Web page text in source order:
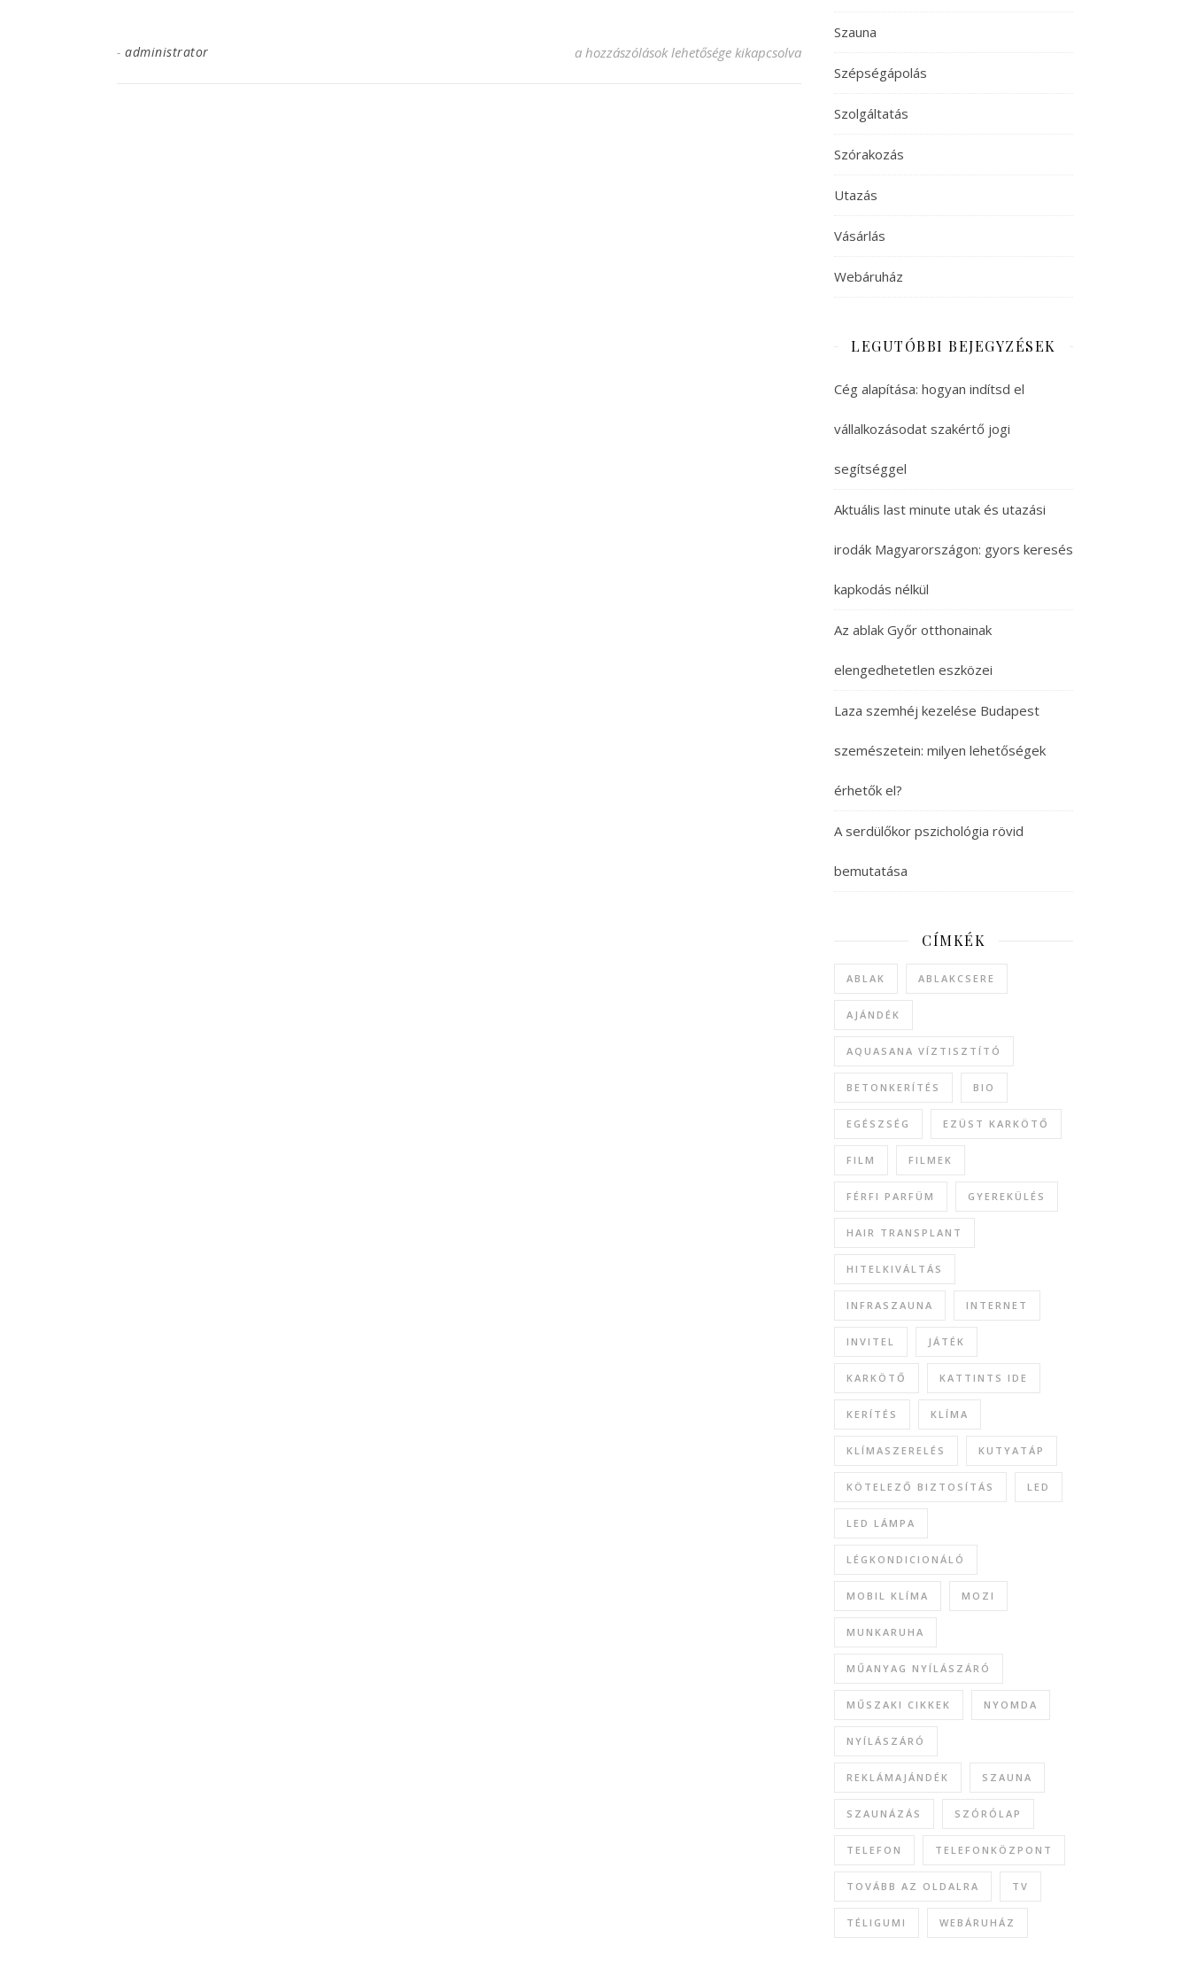
- administrator hopapirtekercs bejegyzéshez
a hozzászólások lehetősége kikapcsolva
Szauna
Szépségápolás
Szolgáltatás
Szórakozás
Utazás
Vásárlás
Webáruház
LEGUTÓBBI BEJEGYZÉSEK
Cég alapítása: hogyan indítsd el
vállalkozásodat szakértő jogi
segítséggel
Aktuális last minute utak és utazási
irodák Magyarországon: gyors keresés
kapkodás nélkül
Az ablak Győr otthonainak
elengedhetetlen eszközei
Laza szemhéj kezelése Budapest
szemészetein: milyen lehetőségek
érhetők el?
A serdülőkor pszichológia rövid
bemutatása
CÍMKÉK
ABLAK ABLAKCSERE
AJÁNDÉK
AQUASANA VÍZTISZTÍTÓ
BETONKERÍTÉS BIO
EGÉSZSÉG EZÜST KARKÖTŐ
FILM FILMEK
FÉRFI PARFÜM GYEREKÜLÉS
HAIR TRANSPLANT
HITELKIVÁLTÁS
INFRASZAUNA INTERNET
INVITEL JÁTÉK
KARKÖTŐ KATTINTS IDE
KERÍTÉS KLÍMA
KLÍMASZERELÉS KUTYATÁP
KÖTELEZŐ BIZTOSÍTÁS LED
LED LÁMPA
LÉGKONDICIONÁLÓ
MOBIL KLÍMA MOZI
MUNKARUHA
MŰANYAG NYÍLÁSZÁRÓ
MŰSZAKI CIKKEK NYOMDA
NYÍLÁSZÁRÓ
REKLÁMAJÁNDÉK SZAUNA
SZAUNÁZÁS SZÓRÓLAP
TELEFON TELEFONKÖZPONT
TOVÁBB AZ OLDALRA TV
TÉLIGUMI WEBÁRUHÁZ